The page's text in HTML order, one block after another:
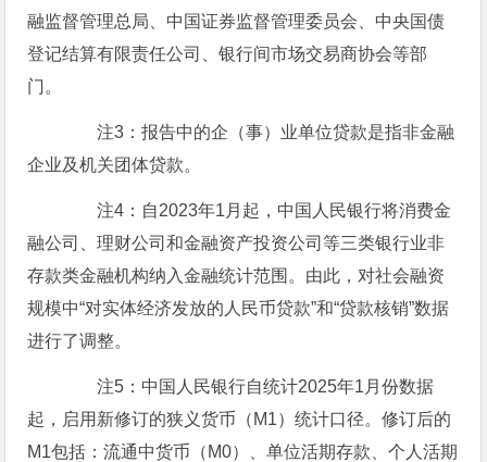
融监督管理总局、中国证券监督管理委员会、中央国债
登记结算有限责任公司、银行间市场交易商协会等部
门。
注3：报告中的企（事）业单位贷款是指非金融
企业及机关团体贷款。
注4：自2023年1月起，中国人民银行将消费金
融公司、理财公司和金融资产投资公司等三类银行业非
存款类金融机构纳入金融统计范围。由此，对社会融资
规模中“对实体经济发放的人民币贷款”和“贷款核销”数据
进行了调整。
注5：中国人民银行自统计2025年1月份数据
起，启用新修订的狭义货币（M1）统计口径。修订后的
M1包括：流通中货币（M0）、单位活期存款、个人活期